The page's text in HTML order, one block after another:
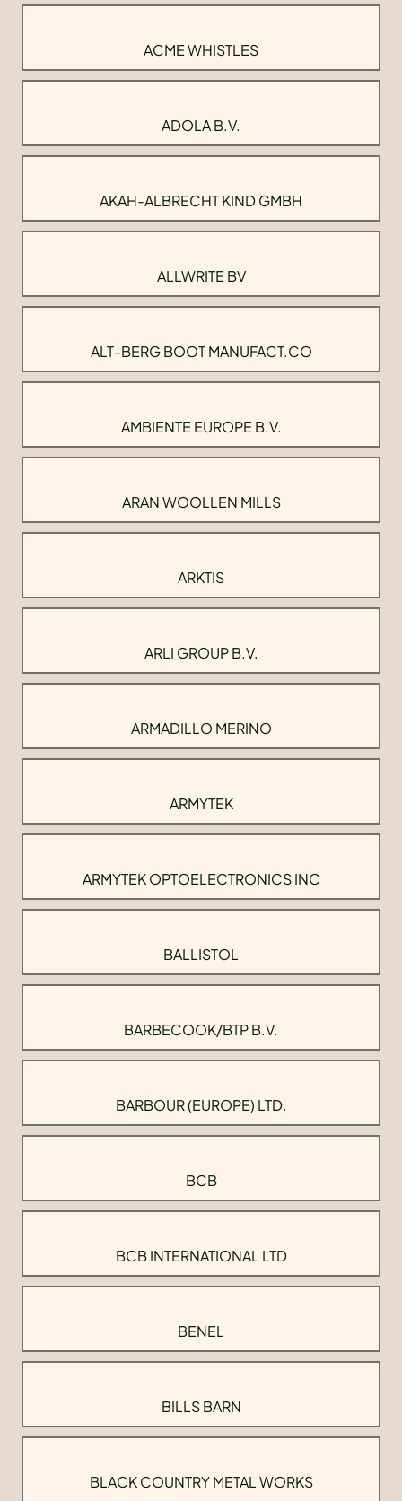
ACME WHISTLES
ADOLA B.V.
AKAH-ALBRECHT KIND GMBH
ALLWRITE BV
ALT-BERG BOOT MANUFACT.CO
AMBIENTE EUROPE B.V.
ARAN WOOLLEN MILLS
ARKTIS
ARLI GROUP B.V.
ARMADILLO MERINO
ARMYTEK
ARMYTEK OPTOELECTRONICS INC
BALLISTOL
BARBECOOK/BTP B.V.
BARBOUR (EUROPE) LTD.
BCB
BCB INTERNATIONAL LTD
BENEL
BILLS BARN
BLACK COUNTRY METAL WORKS